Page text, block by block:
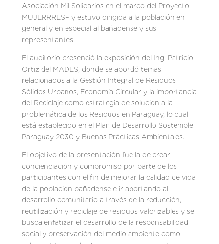
Asociación Mil Solidarios en el marco del Proyecto
MUJERRRES+ y estuvo dirigida a la población en
general y en especial al bañadense y sus
representantes.
El auditorio presenció la exposición del Ing. Patricio
Ortiz del MADES, donde se abordó temas
relacionados a la Gestión Integral de Residuos
Sólidos Urbanos, Economía Circular y la importancia
del Reciclaje como estrategia de solución a la
problemática de los Residuos en Paraguay, lo cual
está establecido en el Plan de Desarrollo Sostenible
Paraguay 2030 y Buenas Prácticas Ambientales.
El objetivo de la presentación fue la de crear
concienciación y compromiso por parte de los
participantes con el fin de mejorar la calidad de vida
de la población bañadense e ir aportando al
desarrollo comunitario a través de la reducción,
reutilización y reciclaje de residuos valorizables y se
busca enfatizar el desarrollo de la responsabilidad
social y preservación del medio ambiente como